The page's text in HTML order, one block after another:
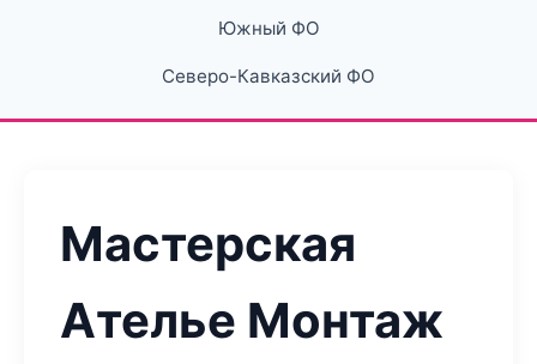
Южный ФО
Северо-Кавказский ФО
Мастерская
Ателье Монтаж